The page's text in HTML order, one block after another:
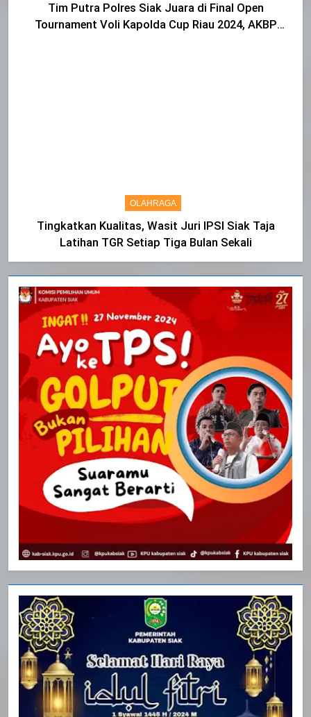
Tim Putra Polres Siak Juara di Final Open
Tournament Voli Kapolda Cup Riau 2024, AKBP
OLAHRAGA
Tingkatkan Kualitas, Wasit Juri IPSI Siak Taja
Latihan TGR Setiap Tiga Bulan Sekali